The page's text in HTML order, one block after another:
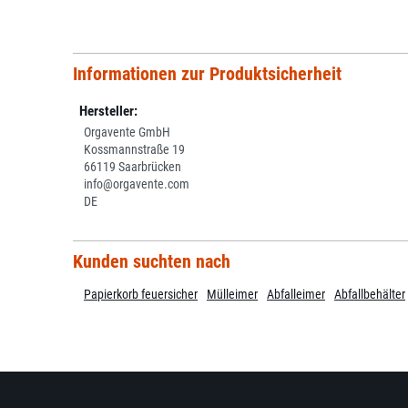
Informationen zur Produktsicherheit
Hersteller:
Orgavente GmbH
Kossmannstraße 19
66119 Saarbrücken
info@orgavente.com
DE
Kunden suchten nach
Papierkorb feuersicher Mülleimer Abfalleimer Abfallbehälter